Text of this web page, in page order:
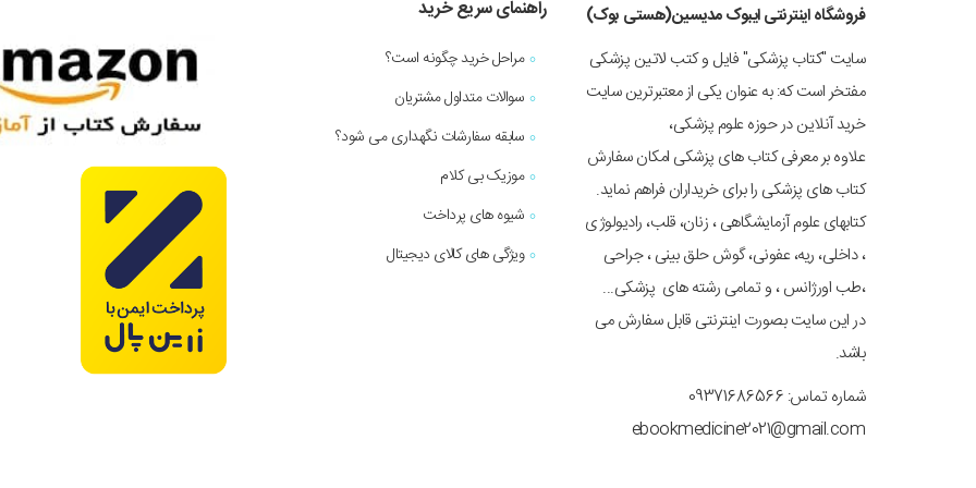
فروشگاه اینترنتی ایبوک مدیسین(هستی بوک)
سایت "کتاب پزشکی" فایل و کتب لاتین پزشکی
مفتخر است که: به عنوان یکی از معتبرترین سایت
خرید آنلاین در حوزه علوم پزشکی،
علاوه بر معرفی کتاب های پزشکی امکان سفارش
کتاب های پزشکی را برای خریداران فراهم نماید.
کتابهای علوم آزمایشگاهی ، زنان، قلب، رادیولوژی
، داخلی، ریه، عفونی، گوش حلق بینی ، جراحی
،طب اورژانس ، و تمامی رشته های پزشکی...
در این سایت بصورت اینترنتی قابل سفارش می
باشد.
شماره تماس: 09371686566
ebookmedicine2021@gmail.com
راهنمای سریع خرید
مراحل خرید چگونه است؟
سوالات متداول مشتریان
سابقه سفارشات نگهداری می شود؟
موزیک بی کلام
شیوه های پرداخت
ویژگی های کالای دیجیتال